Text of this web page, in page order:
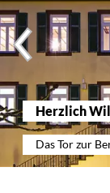
Herzlich
Das Tor zur